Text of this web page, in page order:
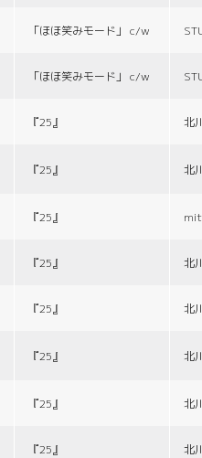
「ほほ笑みモード」 c/w
「ほほ笑みモード」 c/w
『25』 北
『25』 北
『25』
『25』 北
『25』 北
『25』 北
『25』 北
『25』 北